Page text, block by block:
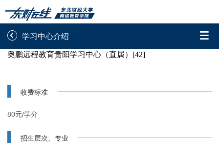

 学习中心介绍
录取通知书查询 学院平台图像校对
学信网图像校对
学籍相关申请
奥鹏远程教育贵阳学习中心（直属）[42]
收费标准
80元/学分
招生层次、专业